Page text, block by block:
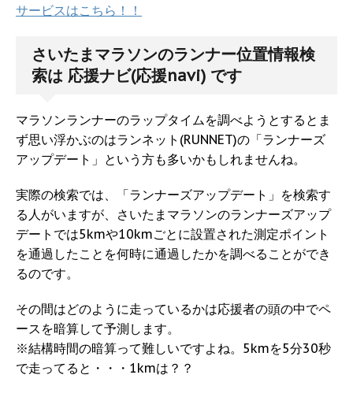
サービスはこちら！！
さいたまマラソンのランナー位置情報検
索は 応援ナビ(応援navi) です
マラソンランナーのラップタイムを調べようとするとま
ず思い浮かぶのはランネット(RUNNET)の「ランナーズ
アップデート」という方も多いかもしれませんね。
実際の検索では、「ランナーズアップデート」を検索す
る人がいますが、さいたまマラソンのランナーズアップ
デートでは5kmや10kmごとに設置された測定ポイント
を通過したことを何時に通過したかを調べることができ
るのです。
その間はどのように走っているかは応援者の頭の中でペ
ースを暗算して予測します。
※結構時間の暗算って難しいですよね。5kmを5分30秒
で走ってると・・・1kmは？？